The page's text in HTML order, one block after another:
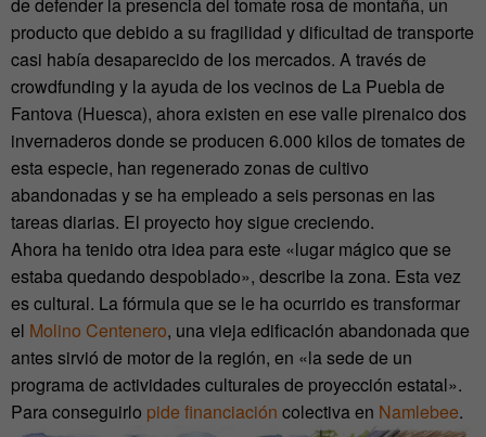
producto que debido a su fragilidad y dificultad de transporte
casi había desaparecido de los mercados. A través de
crowdfunding y la ayuda de los vecinos de La Puebla de
Fantova (Huesca), ahora existen en ese valle pirenaico dos
invernaderos donde se producen 6.000 kilos de tomates de
esta especie, han regenerado zonas de cultivo
abandonadas y se ha empleado a seis personas en las
tareas diarias. El proyecto hoy sigue creciendo.
Ahora ha tenido otra idea para este «lugar mágico que se
estaba quedando despoblado», describe la zona. Esta vez
es cultural. La fórmula que se le ha ocurrido es transformar
el Molino Centenero, una vieja edificación abandonada que
antes sirvió de motor de la región, en «la sede de un
programa de actividades culturales de proyección estatal».
Para conseguirlo pide financiación colectiva en Namlebee.